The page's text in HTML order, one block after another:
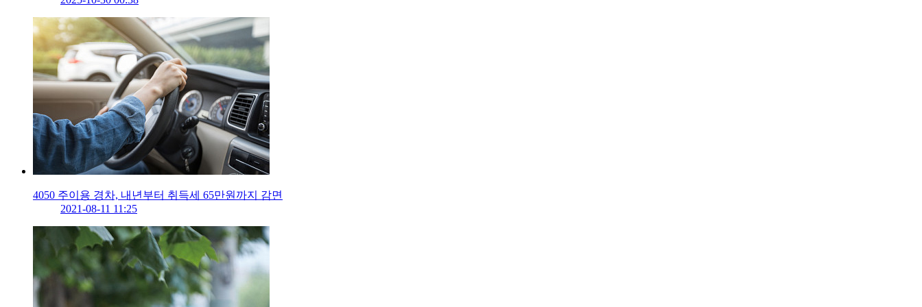
4050 주이용 경차, 내년부터 취득세 65만원까지 감면
2021-08-11 11:25